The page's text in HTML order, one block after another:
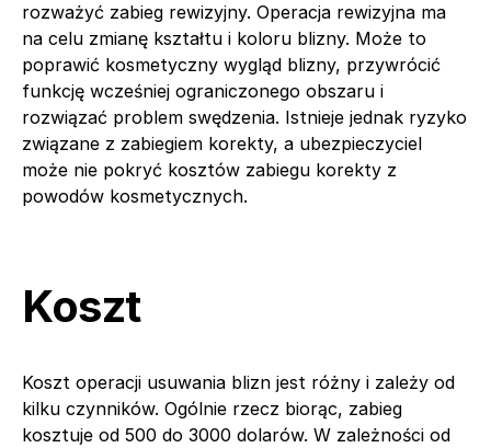
rozważyć zabieg rewizyjny. Operacja rewizyjna ma
na celu zmianę kształtu i koloru blizny. Może to
poprawić kosmetyczny wygląd blizny, przywrócić
funkcję wcześniej ograniczonego obszaru i
rozwiązać problem swędzenia. Istnieje jednak ryzyko
związane z zabiegiem korekty, a ubezpieczyciel
może nie pokryć kosztów zabiegu korekty z
powodów kosmetycznych.
Koszt
Koszt operacji usuwania blizn jest różny i zależy od
kilku czynników. Ogólnie rzecz biorąc, zabieg
kosztuje od 500 do 3000 dolarów. W zależności od